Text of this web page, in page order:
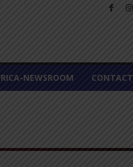
NEWSROOM CONTACT